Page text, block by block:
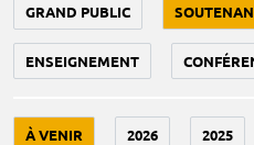
GRAND PUBLIC
ENSEIGNEMENT
À VENIR 2026 2025